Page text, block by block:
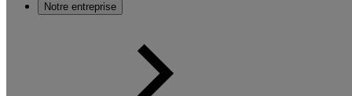
Notre entreprise